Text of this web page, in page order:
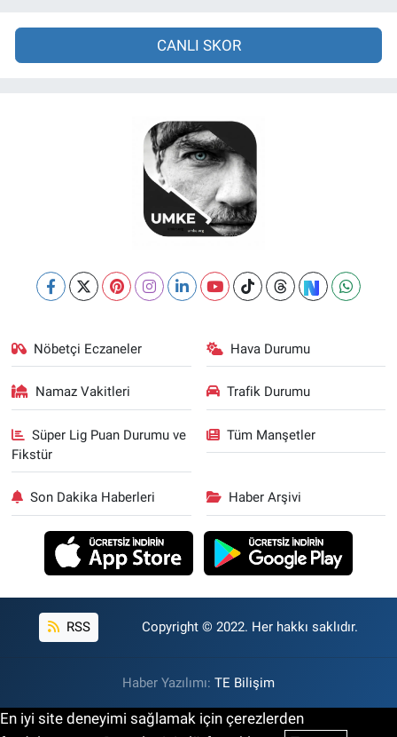
CANLI SKOR
Nöbetçi Eczaneler Hava Durumu
Namaz Vakitleri Trafik Durumu
Süper Lig Puan Durumu ve
Fikstür
Tüm Manşetler
Son Dakika Haberleri Haber Arşivi
RSS Copyright © 2022. Her hakkı saklıdır.
Haber Yazılımı: TE Bilişim
En iyi site deneyimi sağlamak için çerezlerden